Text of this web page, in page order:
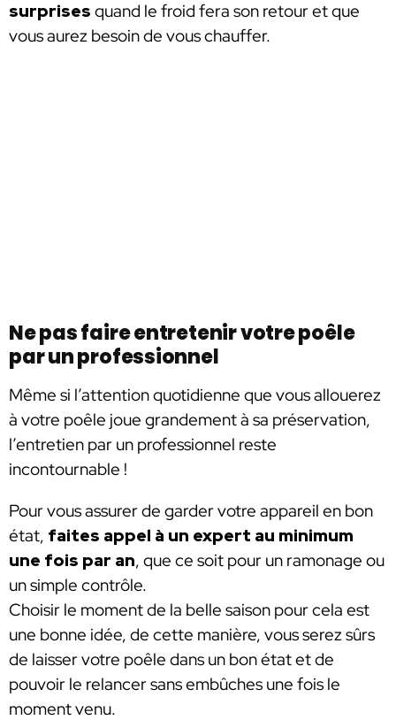
surprises quand le froid fera son retour et que
vous aurez besoin de vous chauffer.
Ne pas faire entretenir votre poêle
par un professionnel
Même si l’attention quotidienne que vous allouerez
à votre poêle joue grandement à sa préservation,
l’entretien par un professionnel reste
incontournable !
Pour vous assurer de garder votre appareil en bon
état, faites appel à un expert au minimum
une fois par an, que ce soit pour un ramonage ou
un simple contrôle.
Choisir le moment de la belle saison pour cela est
une bonne idée, de cette manière, vous serez sûrs
de laisser votre poêle dans un bon état et de
pouvoir le relancer sans embûches une fois le
moment venu.